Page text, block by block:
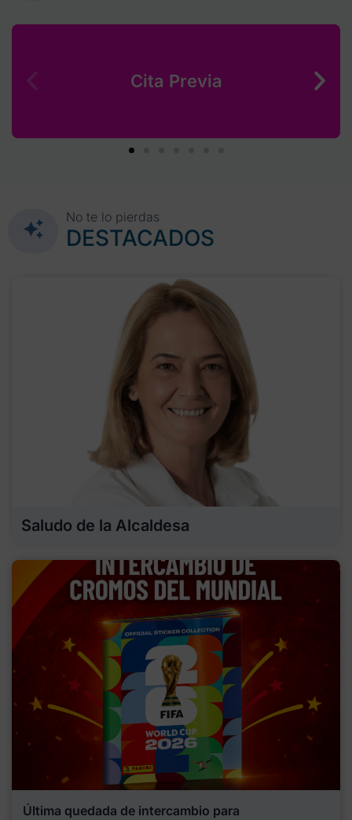
Cita Previa
No te lo pierdas
DESTACADOS
Saludo de la Alcaldesa
Última quedada de intercambio para